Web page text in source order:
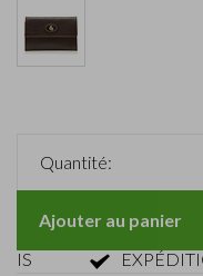
Quantité:
Ajouter au panier
EXPÉDITION